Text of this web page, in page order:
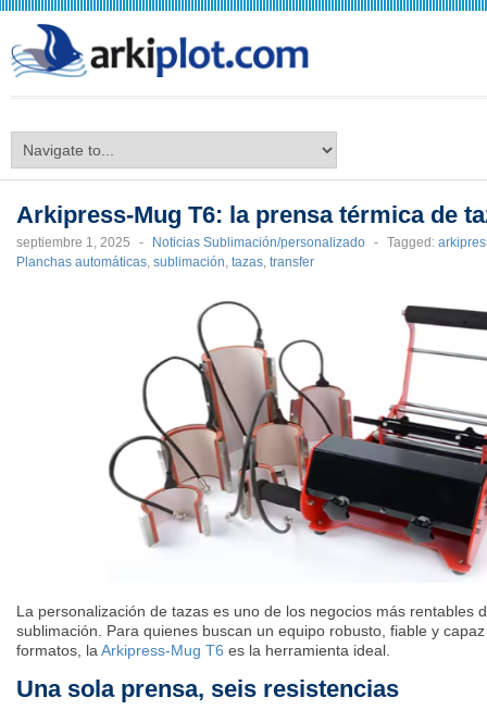
Arkipress-Mug T6: la prensa térmica de
septiembre 1, 2025 - Noticias Sublimación/personalizado - Tagged:
Planchas automáticas, sublimación, tazas, transfer
La personalización de tazas es uno de los negocios más rentables
sublimación. Para quienes buscan un equipo robusto, fiable y
formatos, laArkipress-Mug T6 es la herramienta ideal.
Una sola prensa, seis resistencias